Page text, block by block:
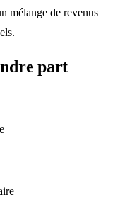
mélange de revenus
part